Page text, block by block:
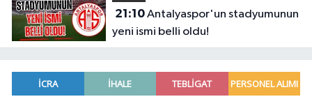
21:10Antalyaspor'un stadyumunun
yeni ismi belli oldu!